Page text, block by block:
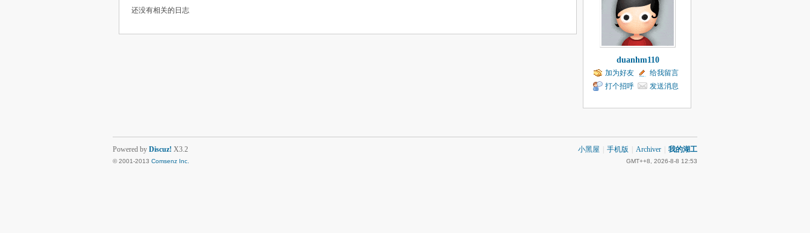
还没有相关的日志
duanhm110
加为好友
给我留言
打个招呼
发送消息
小黑屋 手机版 Archiver 我的湖工
GMT++8, 2026-8-8 12:53
Powered by Discuz! X3.2
© 2001-2013 Comsenz Inc.